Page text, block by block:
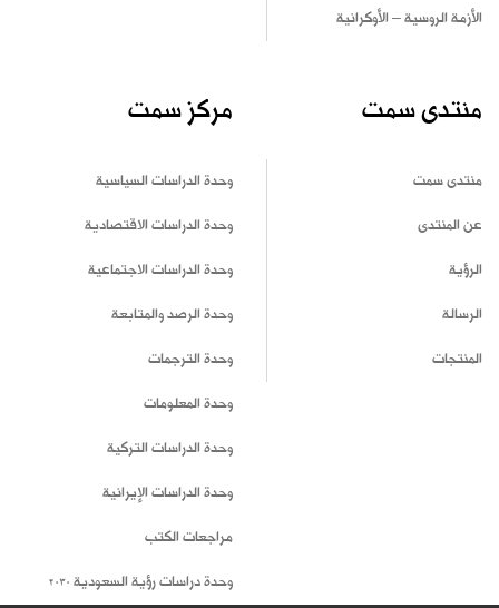
الأزمة الروسية – الأوكرانية
منتدى سمت
منتدى سمت
عن المنتدى
الرؤية
الرسالة
المنتجات
مركز سمت
وحدة الدراسات السياسية
وحدة الدراسات الاقتصادية
وحدة الدراسات الاجتماعية
وحدة الرصد والمتابعة
وحدة الترجمات
وحدة المعلومات
وحدة الدراسات التركية
وحدة الدراسات الإيرانية
مراجعات الكتب
وحدة دراسات رؤية السعودية 2030